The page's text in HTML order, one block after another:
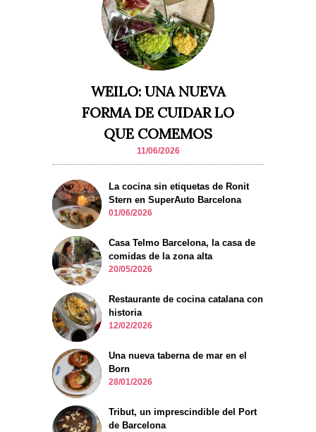
WEILO: UNA NUEVA
FORMA DE CUIDAR LO
QUE COMEMOS
11/06/2026
La cocina sin etiquetas de Ronit
Stern en SuperAuto Barcelona
01/06/2026
Casa Telmo Barcelona, la casa de
comidas de la zona alta
20/05/2026
Restaurante de cocina catalana con
historia
12/02/2026
Una nueva taberna de mar en el
Born
28/01/2026
Tribut, un imprescindible del Port
de Barcelona